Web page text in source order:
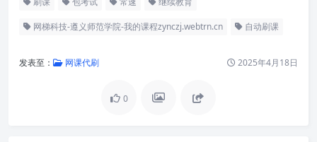
网梯科技-遵义师范学院-我的课程zynczj.webtrn.cn 自动刷课
发表至： 网课代刷 2025年4月18日
0